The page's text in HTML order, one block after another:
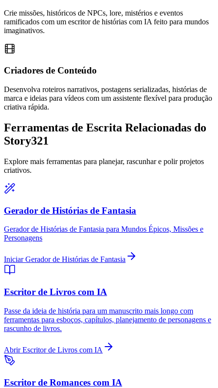
Crie missões, históricos de NPCs, lore, mistérios e eventos
ramificados com um escritor de histórias com IA feito para mundos
imaginativos.
Criadores de Conteúdo
Desenvolva roteiros narrativos, postagens serializadas, histórias de
marca e ideias para vídeos com um assistente flexível para produção
criativa rápida.
Ferramentas de Escrita Relacionadas do
Story321
Explore mais ferramentas para planejar, rascunhar e polir projetos
criativos.
Gerador de Histórias de Fantasia
Gerador de Histórias de Fantasia para Mundos Épicos, Missões e
Personagens
Iniciar Gerador de Histórias de Fantasia
Escritor de Livros com IA
Passe da ideia de história para um manuscrito mais longo com
ferramentas para esboços, capítulos, planejamento de personagens e
rascunho de livros.
Abrir Escritor de Livros com IA
Escritor de Romances com IA